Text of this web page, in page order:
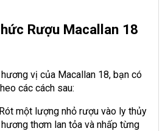
Rượu Macallan 18
vị của Macallan 18, bạn có
các cách sau:
một lượng nhỏ rượu vào ly thủy
thơm lan tỏa và nhấp từng